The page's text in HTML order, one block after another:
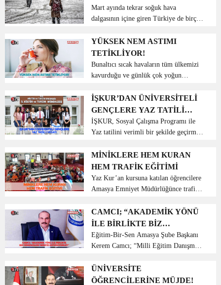
Mart ayında tekrar soğuk hava
dalgasının içine giren Türkiye de birçok
Olumsuz hava koşulları nedeniyle
Düzce, Bolu, Ardahan, Ağrı, Giresun,
Kars, Amasya, Samsu...
YÜKSEK NEM ASTIMI
TETİKLİYOR!
Bunaltıcı sıcak havaların tüm ülkemizi
kavurduğu ve günlük çok yoğun
en çok görülen sağlık problemlerinden
biri de astım. Sıcak ve nemli havaya
maruz kalma, aler...
İŞKUR’DAN ÜNİVERSİTELİ
GENÇLERE YAZ TATİLİ
FIRSATI
İŞKUR, Sosyal Çalışma Programı ile
Yaz tatilini verimli bir şekilde geçirmek
sundu. Program, ilimizde de
uygulanmaya başladı.
Cumhurbaşkanlığı Birinci 100 Günlük
İ...
MİNİKLERE HEM KURAN
HEM TRAFİK EĞİTİMİ
Yaz Kur’an kursuna katılan öğrencilere
Amasya Emniyet Müdürlüğünce trafik
öğrenciler, hem Kur’an-ı Kerim hem de
trafik kurallarını öğreniyor. Amasya
merkez...
CAMCI; “AKADEMİK YÖNÜ
İLE BİRLİKTE BİZ
ÖĞRENCİLERİ NEREYE
GÖTÜRÜYORUZ?”
Eğitim-Bir-Sen Amasya Şube Başkanı
Kerem Camcı; “Milli Eğitim Danışma
hedefimiz akademik çalışmalarla
birlikte nitelikli gençler yetiştirmek
ÜNİVERSİTE
ÖĞRENCİLERİNE MÜJDE!